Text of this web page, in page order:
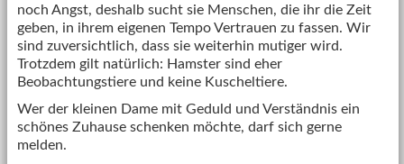
noch Angst, deshalb sucht sie Menschen, die ihr die Zeit
geben, in ihrem eigenen Tempo Vertrauen zu fassen. Wir
sind zuversichtlich, dass sie weiterhin mutiger wird.
Trotzdem gilt natürlich: Hamster sind eher
Beobachtungstiere und keine Kuscheltiere.
Wer der kleinen Dame mit Geduld und Verständnis ein
schönes Zuhause schenken möchte, darf sich gerne
melden.